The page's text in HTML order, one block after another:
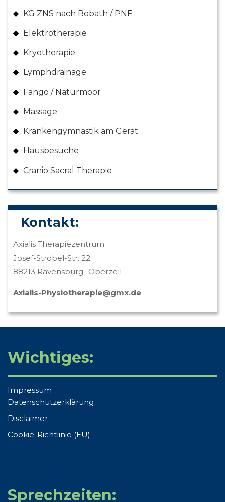
KG ZNS nach Bobath / PNF
Elektrotherapie
Kryotherapie
Lymphdrainage
Fango / Naturmoor
Massage
Krankengymnastik am Gerät
Hausbesuche
Cranio Sacral Therapie
Kontakt:
Axialis Therapiezentrum
Josef-Strobel-Str. 22
88213 Ravensburg- Oberzell
Axialis-Physiotherapie@gmx.de
Wichtiges:
Impressum
Datenschutzerklärung
Disclaimer
Cookie-Richtlinie (EU)
Sprechzeiten: